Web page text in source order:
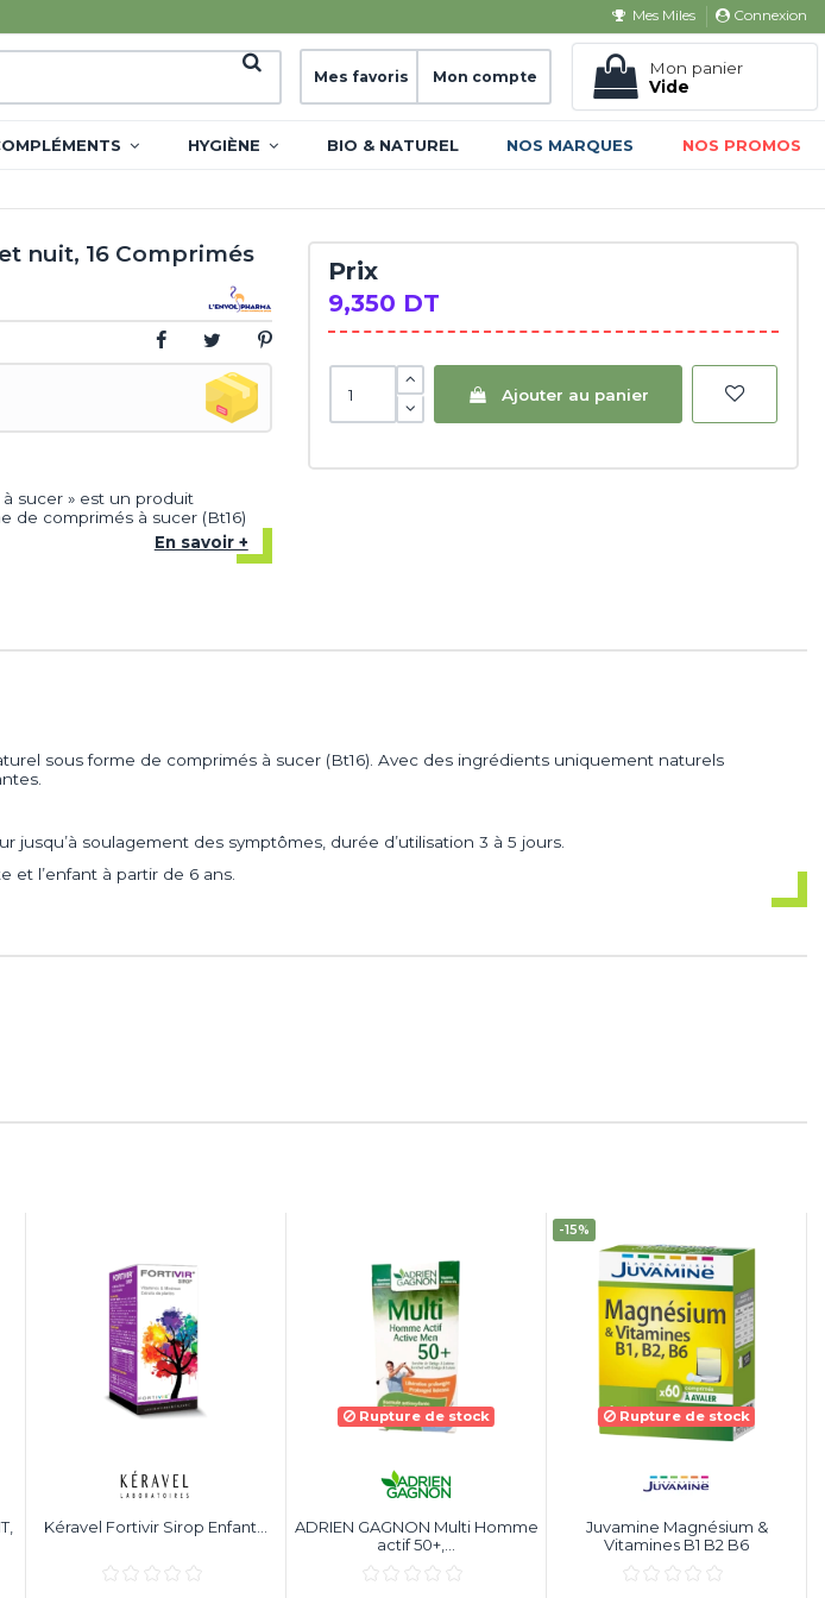
Mes Miles Connexion
Mes favoris Mon compte
Mon panier
Vide
HYGIÈNE BIO & NATUREL NOS MARQUES NOS PROMOS
nuit, 16 Comprimés
à sucer » est un produit
de comprimés à sucer (Bt16)
En savoir +
Prix
9,350 DT
Ajouter au panier
sous forme de comprimés à sucer (Bt16). Avec des ingrédients uniquement naturels
soulagement des symptômes, durée d’utilisation 3 à 5 jours.
et l’enfant à partir de 6 ans.
Kéravel Fortivir Sirop Enfant...
Rupture de stock
ADRIEN GAGNON Multi Homme
actif 50+,...
-15%
Rupture de stock
Juvamine Magnésium &
Vitamines B1 B2 B6